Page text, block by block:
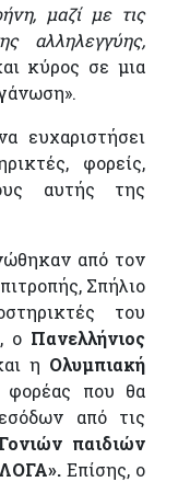
μαζί με τις
αλληλεγγύης,
κύρος σε μια
ευχαριστήσει
φορείς,
αυτής της
από τον
Σπήλιο
του
ο Πανελλήνιος
η Ολυμπιακή
που θα
από τις
παιδιών
Επίσης, ο